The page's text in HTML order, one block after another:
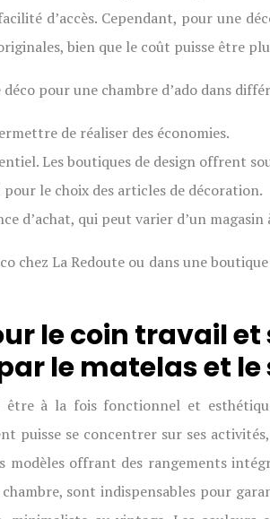
d’accès. Cependant, pour une
bien que le coût puisse être
pour une chambre d’ado dans
de réaliser des économies.
Les boutiques de design offrent
le choix des articles de décoration.
d’achat, qui peut varier d’un magasin
chez La Redoute ou dans une
le coin travail
le matelas et
à la fois fonctionnel et
puisse se concentrer sur ses
modèles offrant des rangements
sont indispensables pour